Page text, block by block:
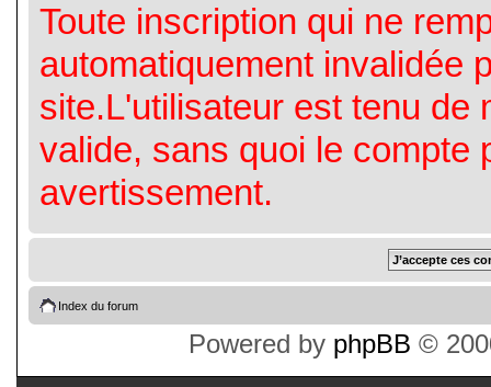
Toute inscription qui ne
automatiquement invalidée
site.L'utilisateur est tenu de
valide, sans quoi le compte
avertissement.
Index du forum
Powered by phpBB ©